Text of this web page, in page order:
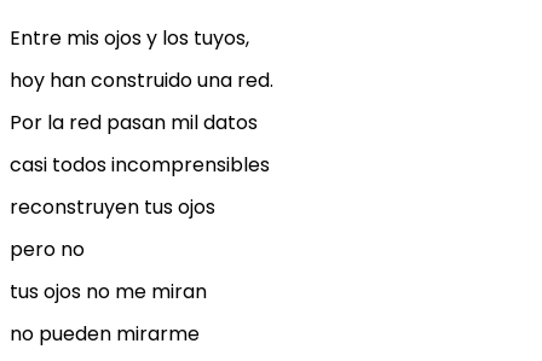
Entre mis ojos y los tuyos,
hoy han construido una red.
Por la red pasan mil datos
casi todos incomprensibles
reconstruyen tus ojos
pero no
tus ojos no me miran
no pueden mirarme